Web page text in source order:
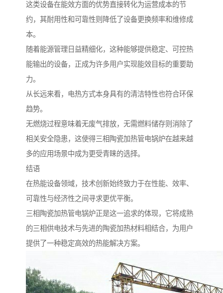
这类设备在能效方面的优势直接转化为运营成本的节
约，其耐用性和可靠性则降低了设备更换频率和维修成
本。
随着能源管理日益精细化，这种能够提供稳定、可控热
能输出的设备，正成为许多用户实现能效目标的重要助
力。
从长远来看，电热方式本身具有的清洁特性也符合环保
趋势。
无燃烧过程意味着无废气排放，无需燃料储存则消除了
相关安全隐患，这使得三相陶瓷加热管电锅炉在越来越
多的应用场景中成为更受青睐的选择。
结语
在热能设备领域，技术创新始终致力于在性能、效率、
可靠性与经济性之间寻求更优平衡。
三相陶瓷加热管电锅炉正是这一追求的体现，它将成熟
的三相供电技术与先进的陶瓷加热材料相结合，为用户
提供了一种稳定高效的热能解决方案。